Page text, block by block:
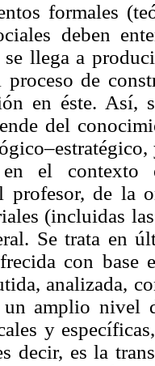
formales
deben
llega a
proceso de
en éste. Así,
del
en el
profesor, de la
(incluidas
Se trata en
con base
analizada,
amplio nivel
y
decir, es la